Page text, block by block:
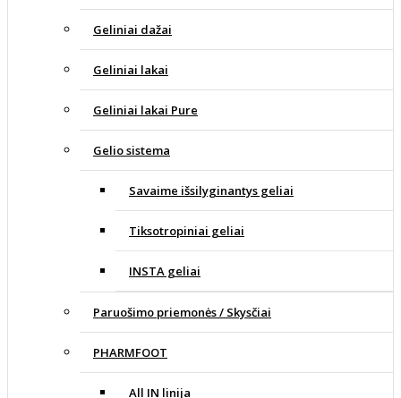
Geliniai dažai
Geliniai lakai
Geliniai lakai Pure
Gelio sistema
Savaime išsilyginantys geliai
Tiksotropiniai geliai
INSTA geliai
Paruošimo priemonės / Skysčiai
PHARMFOOT
All IN linija